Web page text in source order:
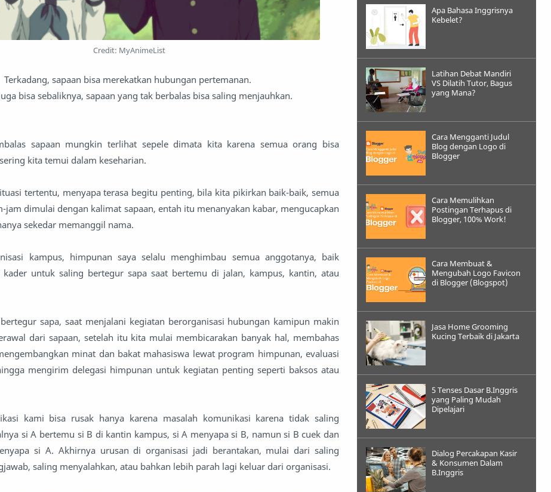
Credit: MyAnimeList
Terkadang, sapaan bisa merekatkan hubungan pertemanan.
bisa sebaliknya, sapaan yang tak berbalas bisa saling menjauhkan.
sapaan mungkin terlihat sepele dimata kita karena semua orang bisa
kita temui dalam keseharian.
tertentu, menyapa terasa begitu penting, bila kita pikirkan baik-baik, semua
jam dimulai dengan kalimat sapaan, entah itu menanyakan kabar, mengucapkan
sekedar memanggil nama.
kampus, himpunan saya selalu menghimbau semua anggotanya, baik
kader untuk saling bertegur sapa saat bertemu di jalan, kampus, kantin, atau
sapa, saat menjalani kegiatan berorganisasi hubungan kamipun makin
dari sapaan, setelah itu kita mulai membicarakan banyak hal, membahas
minat dan bakat mahasiswa lewat program himpunan, evaluasi
mengirim delegasi himpunan untuk kegiatan penting seperti baksos atau
kami bisa rusak hanya karena masalah komunikasi karena tidak saling
si A bertemu si B di kantin kampus, si A menyapa si B, namun si B cuek dan
si A. Akhirnya urusan di organisasi jadi berantakan, mulai dari saling
saling menyalahkan, atau bahkan lebih parah lagi keluar dari organisasi.
Apa Bahasa Inggrisnya
Kebelet?
Latihan Debat Mandiri
VS Dilatih Tutor, Bagus
yang Mana?
Cara Mengganti Judul
Blog dengan Logo di
Blogger
Cara Memulihkan
Postingan Terhapus di
Blogger, 100% Work!
Cara Membuat &
Mengubah Logo Favicon
di Blogger (Blogspot)
Jasa Home Grooming
Kucing Terbaik di Jakarta
5 Tenses Dasar B.Inggris
yang Paling Mudah
Dipelajari
Dialog Percakapan Kasir
& Konsumen Dalam
B.Inggris